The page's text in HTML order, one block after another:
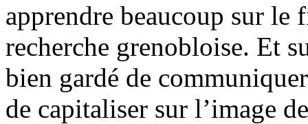
apprendre beaucoup sur le
recherche grenobloise. Et
bien gardé de
de capitaliser sur l’image